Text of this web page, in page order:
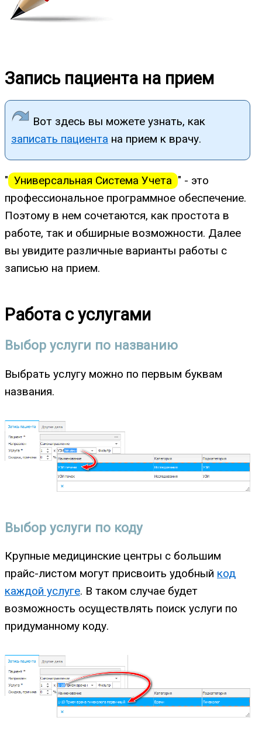
Запись пациента на прием
Вот здесь вы можете узнать, как
записать пациента на прием к врачу.
" Универсальная Система Учета " - это
профессиональное программное обеспечение.
Поэтому в нем сочетаются, как простота в
работе, так и обширные возможности. Далее
вы увидите различные варианты работы с
записью на прием.
Работа с услугами
Выбор услуги по названию
Выбрать услугу можно по первым буквам
названия.
Выбор услуги по коду
Крупные медицинские центры с большим
прайс-листом могут присвоить удобный код
каждой услуге. В таком случае будет
возможность осуществлять поиск услуги по
придуманному коду.